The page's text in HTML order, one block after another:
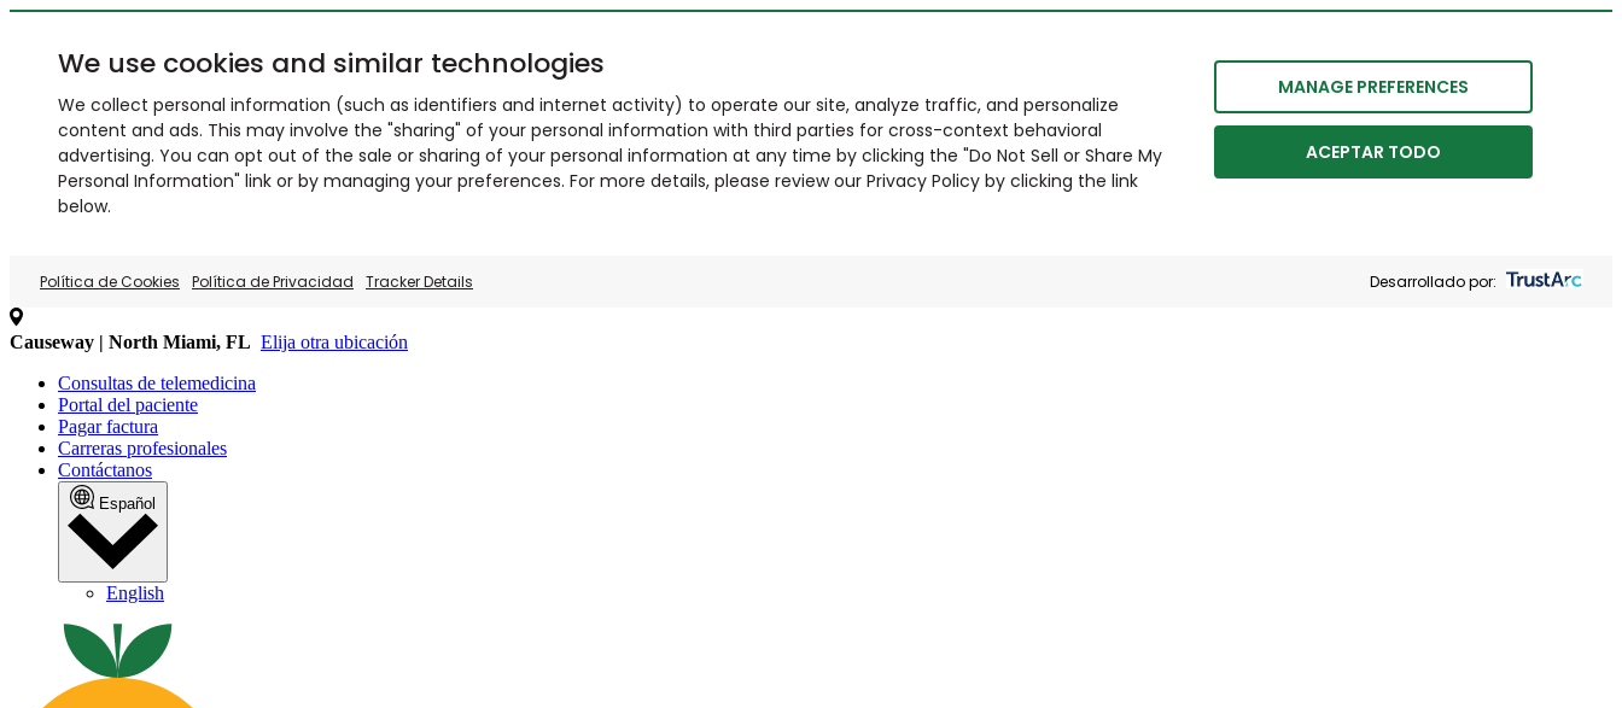
We use cookies and similar technologies
We collect personal information (such as identifiers and internet activity) to operate our site, analyze traffic, and personalize
content and ads. This may involve the "sharing" of your personal information with third parties for cross-context behavioral
advertising. You can opt out of the sale or sharing of your personal information at any time by clicking the "Do Not Sell or Share My
Personal Information" link or by managing your preferences. For more details, please review our Privacy Policy by clicking the link
below.
MANAGE PREFERENCES
ACEPTAR TODO
Política de Cookies Política de Privacidad Tracker Details Desarrollado por:
Causeway | North Miami, FL Elija otra ubicación
Consultas de telemedicina
Portal del paciente
Pagar factura
Carreras profesionales
Contáctanos
Español
English